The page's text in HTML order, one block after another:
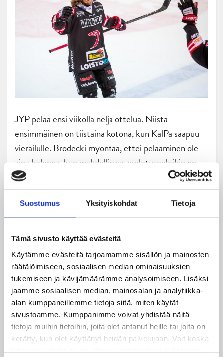
Suostumus Yksityiskohdat Tietoja
Tämä sivusto käyttää evästeitä
Käytämme evästeitä tarjoamamme sisällön ja mainosten
räätälöimiseen, sosiaalisen median ominaisuuksien
tukemiseen ja kävijämäärämme analysoimiseen. Lisäksi
jaamme sosiaalisen median, mainosalan ja analytiikka-
alan kumppaneillemme tietoja siitä, miten käytät
sivustoamme. Kumppanimme voivat yhdistää näitä
tietoja muihin tietoihin, joita olet antanut heille tai joita on
kerätty, kun olet käyttänyt heidän palvelujaan. Voit koska
tahansa kumota tai muuttaa suostumustasi evästeiden
JYP pelaa ensi viikolla neljä ottelua. Niistä
ensimmäinen on tiistaina kotona, kun KalPa saapuu
vierailulle. Brodecki myöntää, ettei pelaaminen ole
aina helppoa, kun mahdollisuus pudotuspeleihin on
mennyt, mutta kaukaloon halutaan jättää kaikki
mahdollinen.
– Ohjelma on käytännössä lepoa, syömistä ja
olleet tukenamme.
Toimittaja: Jere Korkalainen
Kuvat: Kimmo Metsälä